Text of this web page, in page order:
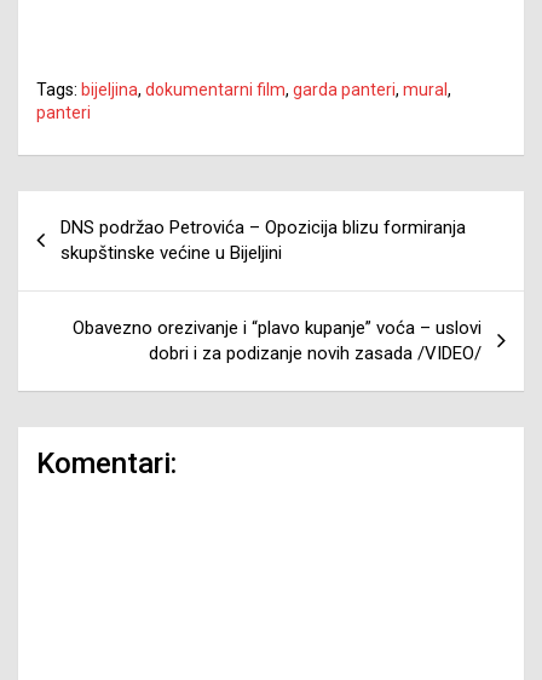
Tags: bijeljina, dokumentarni film, garda panteri, mural ,
panteri
članaka
DNS podržao Petrovića – Opozicija blizu formiranja
skupštinske većine u Bijeljini
Obavezno orezivanje i “plavo kupanje” voća – uslovi
dobri i za podizanje novih zasada /VIDEO/
Komentari: